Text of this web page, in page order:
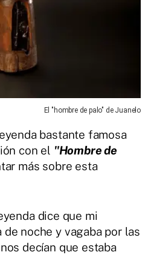
El "hombre de palo" de Juanelo
bastante famosa
con el "Hombre de
más sobre esta
dice que mi
de noche y vagaba por las
decían que estaba